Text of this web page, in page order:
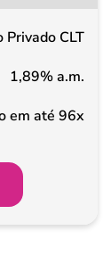
Privado CLT
1,89% a.m.
em até 96x